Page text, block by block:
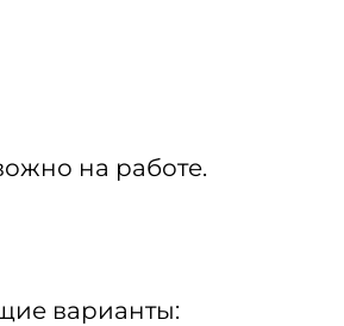
на работе.
варианты: